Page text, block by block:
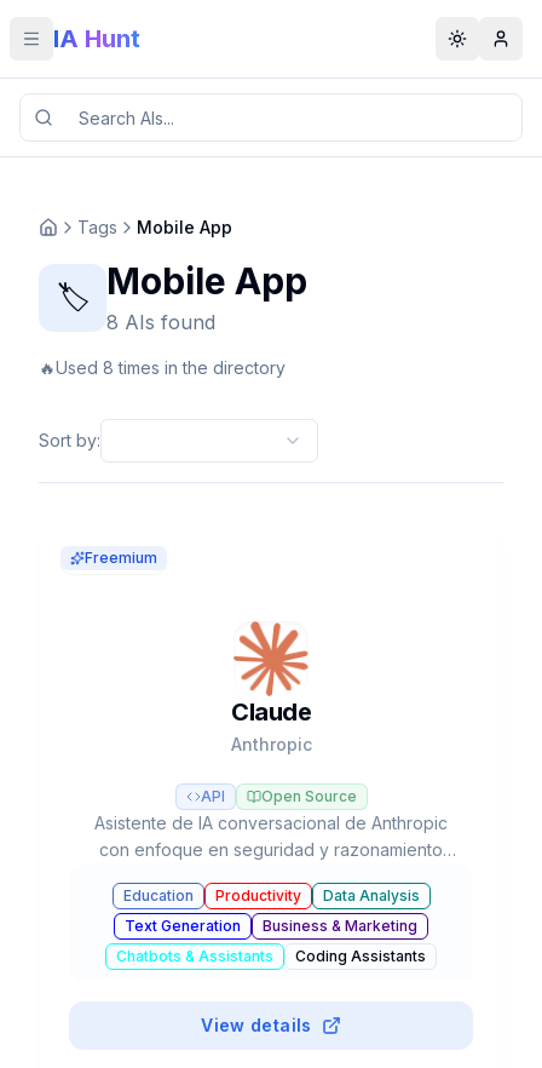
Toggle menu
IA Hunt Toggle
Tags Mobile App
🏷️ Mobile App
8 AIs found
🔥Used 8 times in the directory
Sort by:
Freemium
Claude
Anthropic
API Open Source
Asistente de IA conversacional de Anthropic
con enfoque en seguridad y razonamiento
flujos de trabajo agénticos con modelos Opus,
Sonnet y Haiku.
Education Productivity
Data Analysis
Text Generation
Business & Marketing
Chatbots & Assistants
Coding Assistants
View details